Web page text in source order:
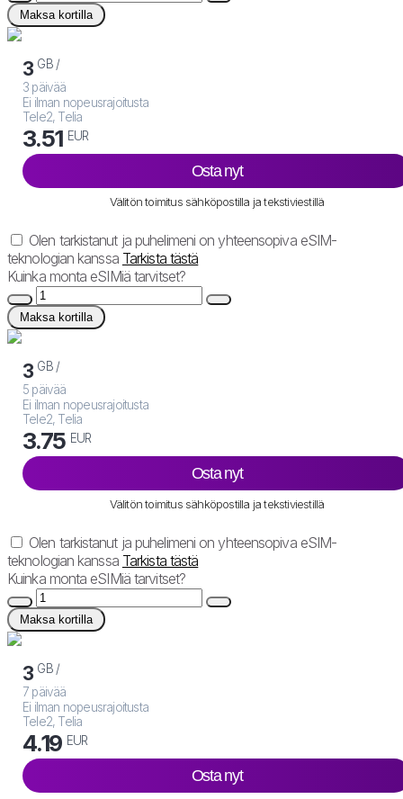
Maksa kortilla
3 GB /
3 päivää
Ei ilman nopeusrajoitusta
Tele2, Telia
3.51 EUR
Osta nyt
Välitön toimitus sähköpostilla ja tekstiviestillä
Olen tarkistanut ja puhelimeni on yhteensopiva eSIM-
teknologian kanssa Tarkista tästä
Kuinka monta eSIMiä tarvitset?
Maksa kortilla
3 GB /
5 päivää
Ei ilman nopeusrajoitusta
Tele2, Telia
3.75 EUR
Osta nyt
Välitön toimitus sähköpostilla ja tekstiviestillä
Olen tarkistanut ja puhelimeni on yhteensopiva eSIM-
teknologian kanssa Tarkista tästä
Kuinka monta eSIMiä tarvitset?
Maksa kortilla
3 GB /
7 päivää
Ei ilman nopeusrajoitusta
Tele2, Telia
4.19 EUR
Osta nyt